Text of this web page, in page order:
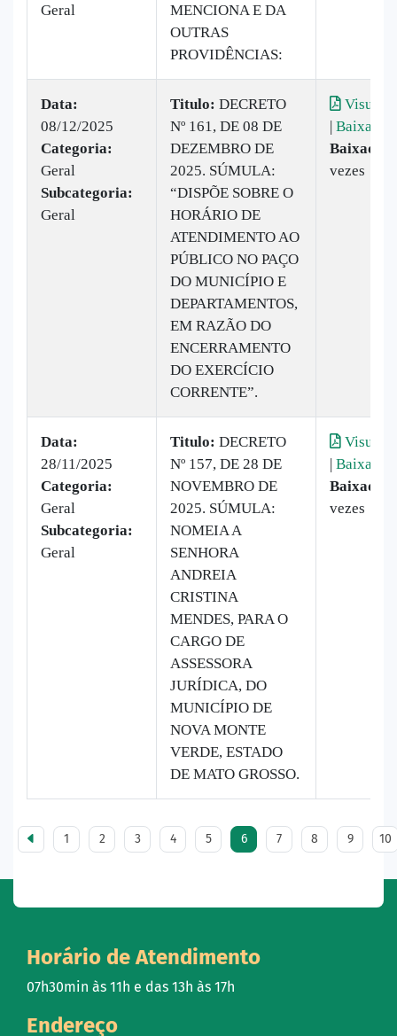
Geral
MENCIONA E DA
OUTRAS
PROVIDÊNCIAS:
Data:
08/12/2025
Categoria:
Geral
Subcategoria:
Geral
Titulo: DECRETO
Nº 161, DE 08 DE
DEZEMBRO DE
2025. SÚMULA:
“DISPÕE SOBRE O
HORÁRIO DE
ATENDIMENTO AO
PÚBLICO NO PAÇO
DO MUNICÍPIO E
DEPARTAMENTOS,
EM RAZÃO DO
ENCERRAMENTO
DO EXERCÍCIO
CORRENTE”.
| Baixar
Baixado:
vezes
Data:
28/11/2025
Categoria:
Geral
Subcategoria:
Geral
Titulo: DECRETO
Nº 157, DE 28 DE
NOVEMBRO DE
2025. SÚMULA:
NOMEIA A
SENHORA
ANDREIA
CRISTINA
MENDES, PARA O
CARGO DE
ASSESSORA
JURÍDICA, DO
MUNICÍPIO DE
NOVA MONTE
VERDE, ESTADO
DE MATO GROSSO.
| Baixar
Baixado:
vezes
1 2 3 4 5 6 7 8 9 10
Horário de Atendimento
07h30min às 11h e das 13h às 17h
Endereço